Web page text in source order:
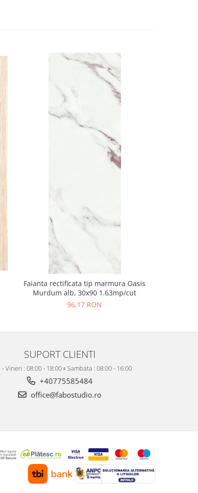
Faianta rectificata tip marmura Oasis
Murdum alb, 30x90 1.63mp/cut
96,17 RON
SUPORT CLIENTI
Vineri : 08:00 - 18:00 ▫️ Sambata : 08:00 - 16:00
+40775585484
office@fabostudio.ro